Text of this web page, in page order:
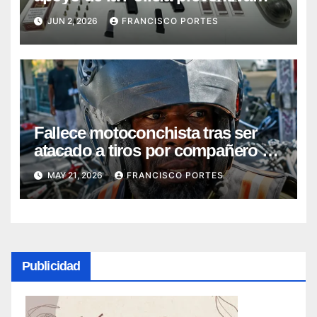
realizaron dos allanamientos en la
provincia Peravia
JUN 2, 2026 FRANCISCO PORTES
Fallece motoconchista tras ser
atacado a tiros por compañero de
parada luego de disputa por
pasajero en Sabana Perdida, SDN
MAY 21, 2026 FRANCISCO PORTES
Publicidad